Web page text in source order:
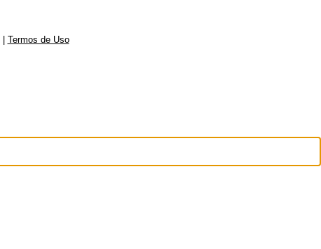
Termos de Uso